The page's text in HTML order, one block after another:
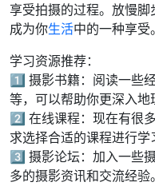
享受拍摄的过程。放慢
成为你生活中的一种享受。
学习资源推荐：
1️⃣ 摄影书籍：阅读一些
等，可以帮助你更深入地
2️⃣ 在线课程：现在有很
求选择合适的课程进行学
3️⃣ 摄影论坛：加入一些
多的摄影资讯和交流经验。